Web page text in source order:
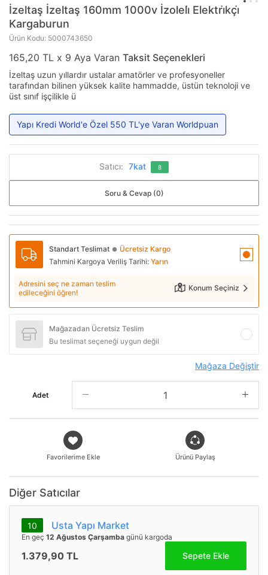
İzeltaş İzeltaş 160mm 1000v İzoleli̇ Elektri̇kçi̇
Kargaburun
Ürün Kodu: 5000743650
165,20 TL x 9 Aya Varan Taksit Seçenekleri
İzeltaş uzun yıllardır ustalar amatörler ve profesyoneller
tarafından bilinen yüksek kalite hammadde, üstün teknoloji ve
üst sınıf işçilikle ü
Yapı Kredi World'e Özel 550 TL'ye Varan Worldpuan
Satıcı: 7kat 8
Soru & Cevap (0)
Standart Teslimat ● Ücretsiz Kargo
Tahmini Kargoya Veriliş Tarihi: Yarın
Adresini seç ne zaman teslim
edileceğini öğren!
Konum Seçiniz
Mağazadan Ücretsiz Teslim
Bu teslimat seçeneği uygun değil
Mağaza Değiştir
Adet
Favorilerime Ekle Ürünü Paylaş
Diğer Satıcılar
10 Usta Yapı Market
En geç 12 Ağustos Çarşamba günü kargoda
1.379,90 TL Sepete Ekle